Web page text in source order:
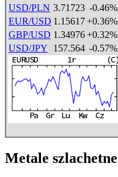
USD/PLN 3.71723 -0.46%
EUR/USD 1.15617+0.36%
GBP/USD 1.34976+0.32%
USD/JPY
157.564 -0.57%
Metale szlachetne